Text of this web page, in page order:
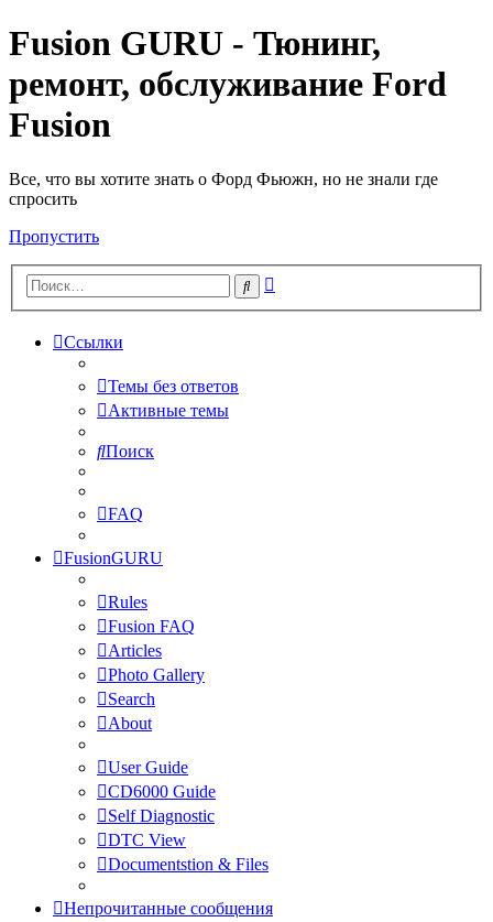
Fusion GURU - Тюнинг,
ремонт, обслуживание Ford
Fusion
Все, что вы хотите знать о Форд Фьюжн, но не знали где
спросить
Пропустить
Поиск
Ссылки
Темы без ответов
Активные темы
Поиск
FAQ
FusionGURU
Rules
Fusion FAQ
Articles
Photo Gallery
Search
About
User Guide
CD6000 Guide
Self Diagnostic
DTC View
Documentstion & Files
Непрочитанные сообщения